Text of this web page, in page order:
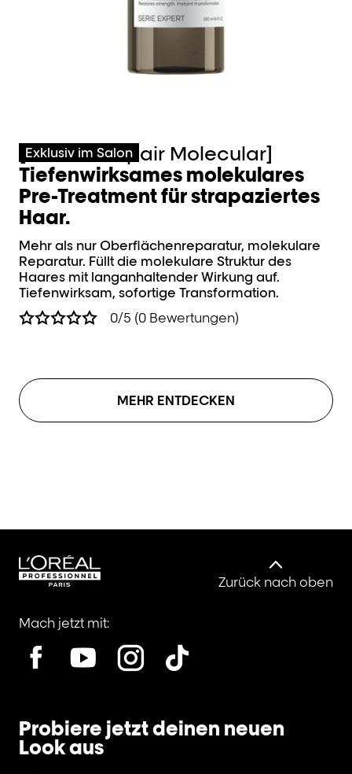
Exklusiv im Salon
[Absolut Repair Molecular]
Tiefenwirksames molekulares
Pre-Treatment für strapaziertes
Haar.
Mehr als nur Oberflächenreparatur, molekulare
Reparatur.​ Füllt die molekulare Struktur des
Haares mit langanhaltender Wirkung auf.
Tiefenwirksam, sofortige Transformation.
0/5 (0 Bewertungen)
MEHR ENTDECKEN
Zurück nach oben
Mach jetzt mit:
Probiere jetzt deinen neuen
Look aus